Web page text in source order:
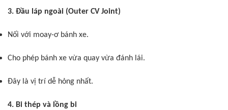
3. Đầu láp ngoài (Outer CV Joint)
Nối với moay-ơ bánh xe.
Cho phép bánh xe vừa quay vừa đánh lái.
Đây là vị trí dễ hỏng nhất.
4. Bi thép và lồng bi